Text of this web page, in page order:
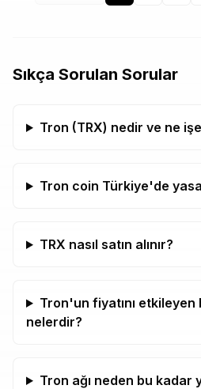
Sıkça Sorulan Sorular
Tron (TRX) nedir ve ne
Tron coin Türkiye'de
TRX nasıl satın alınır?
Tron'un fiyatını
nelerdir?
Tron ağı neden bu kadar